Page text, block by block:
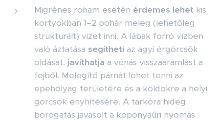
Migrénes roham esetén érdemes lehet kis
kortyokban 1–2 pohár meleg (lehetőleg
strukturált) vizet inni. A lábak forró vízben
való áztatása segítheti az agyi érgörcsök
oldását, javíthatja a vénás visszaáramlást a
fejből. Melegítő párnát lehet tenni az
epehólyag területére és a köldökre a helyi
görcsök enyhítésére. A tarkóra hideg
borogatás javasolt a koponyaűri nyomás